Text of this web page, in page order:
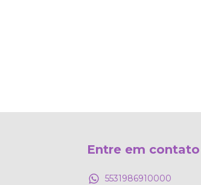
Entre em contato
5531986910000